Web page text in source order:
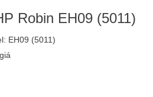
Robin EH09 (5011)
EH09 (5011)